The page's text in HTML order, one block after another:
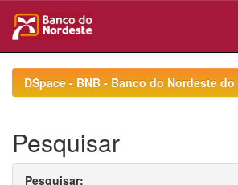
navigationDSpace - BNB - Banco do Nordeste
Pesquisar
Pesquisar: